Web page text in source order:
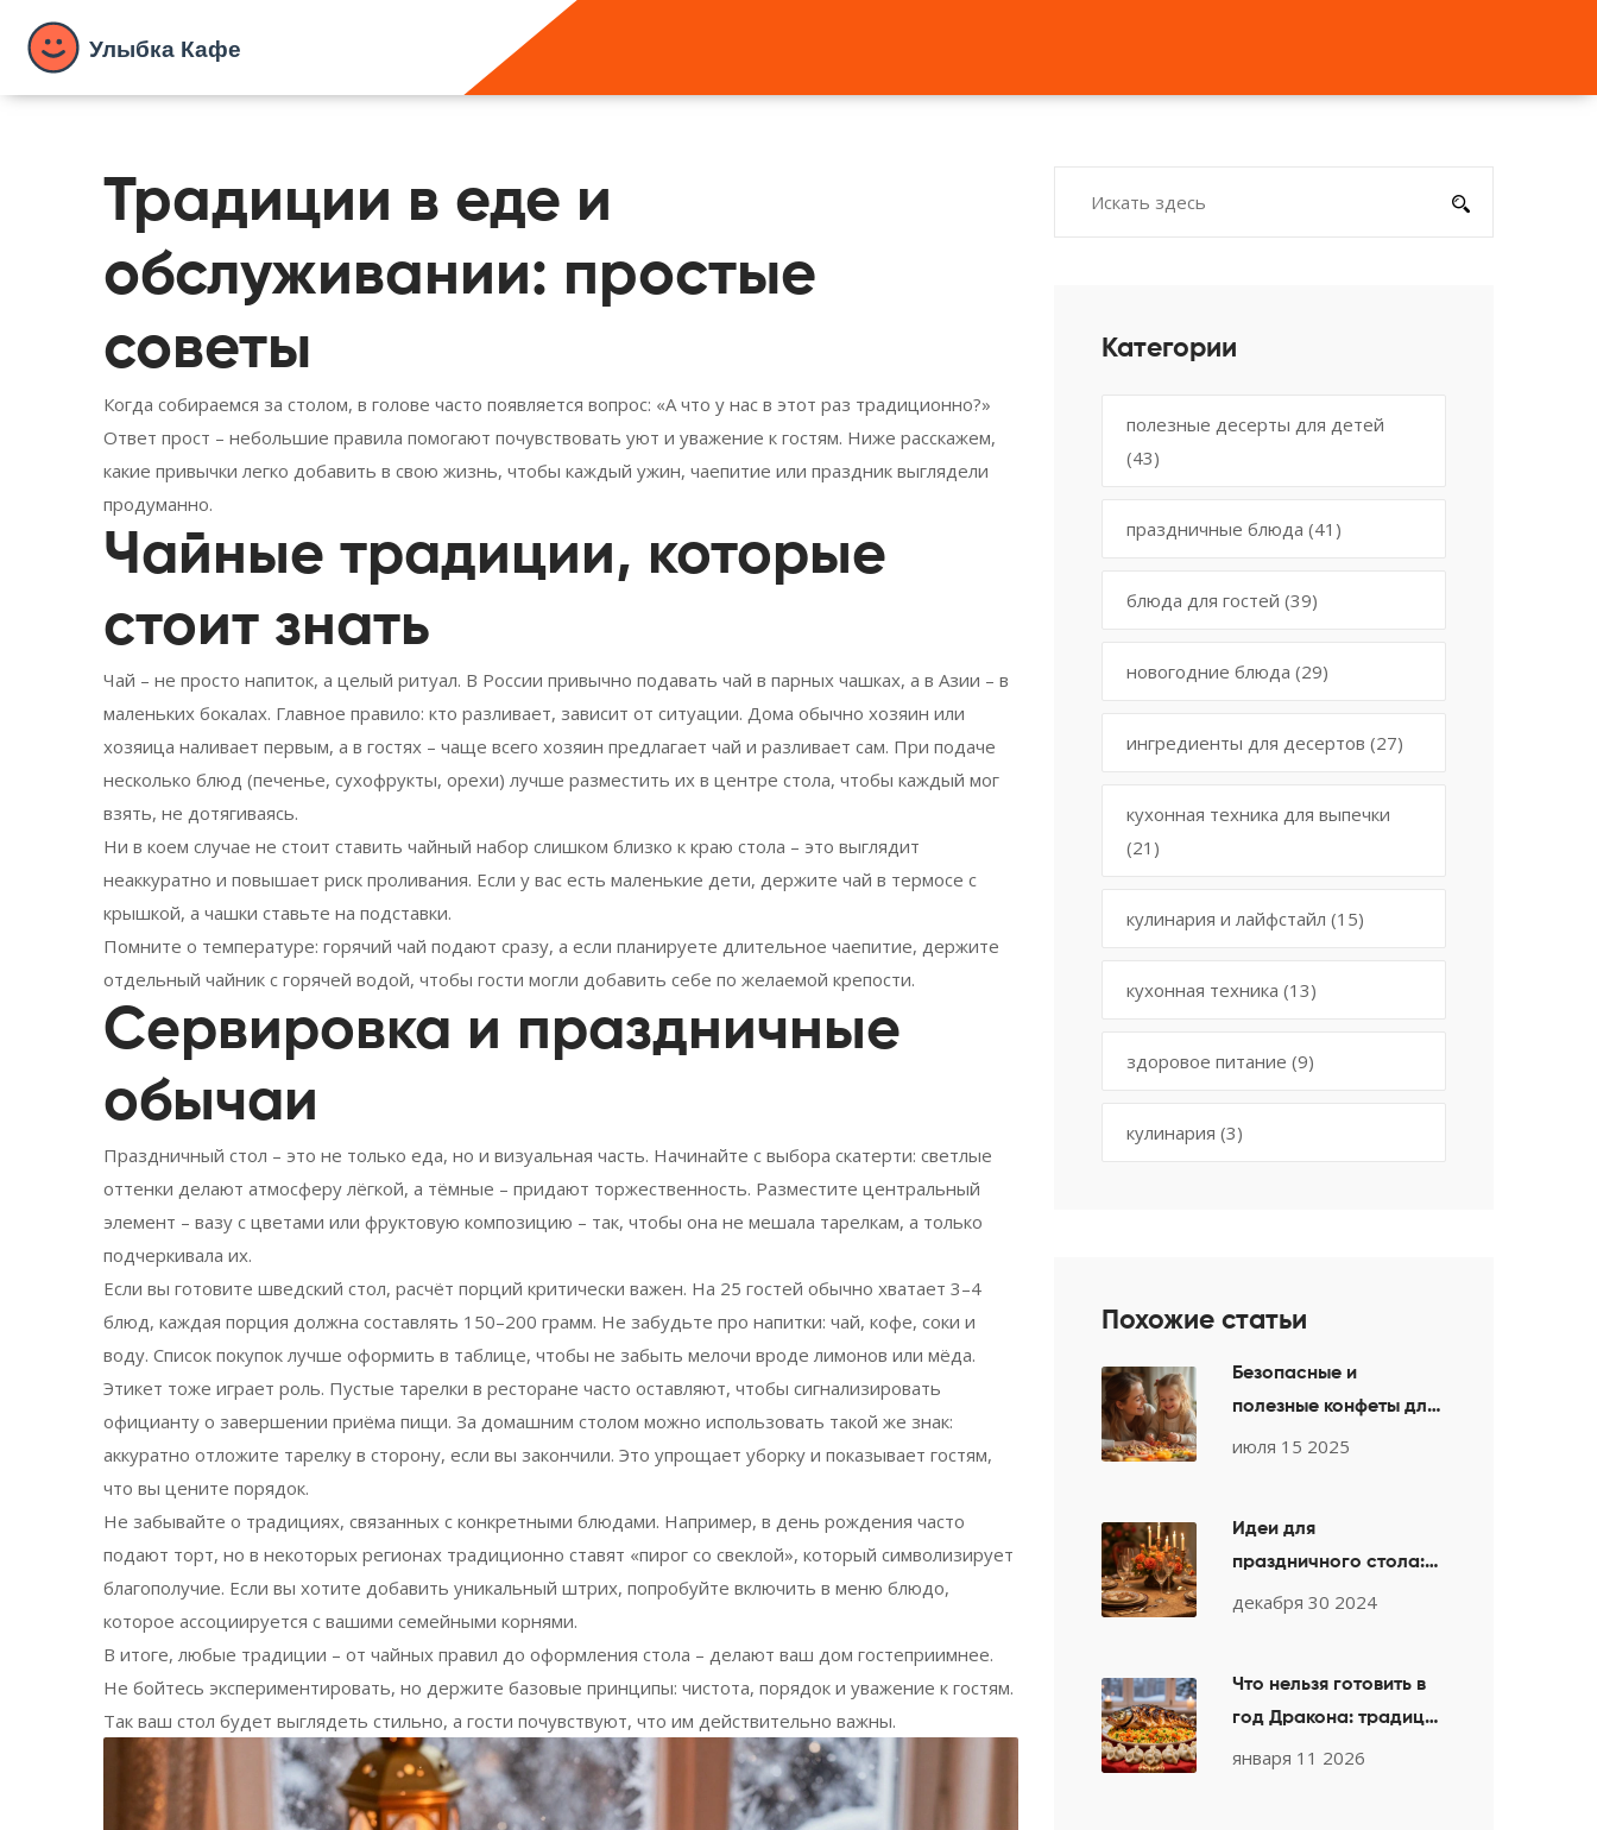
Традиции в еде и
обслуживании: простые
советы
Когда собираемся за столом, в голове часто появляется вопрос: «А что у нас в этот раз традиционно?»
Ответ прост – небольшие правила помогают почувствовать уют и уважение к гостям. Ниже расскажем,
какие привычки легко добавить в свою жизнь, чтобы каждый ужин, чаепитие или праздник выглядели
продуманно.
Чайные традиции, которые
стоит знать
Чай – не просто напиток, а целый ритуал. В России привычно подавать чай в парных чашках, а в Азии – в
маленьких бокалах. Главное правило: кто разливает, зависит от ситуации. Дома обычно хозяин или
хозяица наливает первым, а в гостях – чаще всего хозяин предлагает чай и разливает сам. При подаче
несколько блюд (печенье, сухофрукты, орехи) лучше разместить их в центре стола, чтобы каждый мог
взять, не дотягиваясь.
Ни в коем случае не стоит ставить чайный набор слишком близко к краю стола – это выглядит
неаккуратно и повышает риск проливания. Если у вас есть маленькие дети, держите чай в термосе с
крышкой, а чашки ставьте на подставки.
Помните о температуре: горячий чай подают сразу, а если планируете длительное чаепитие, держите
отдельный чайник с горячей водой, чтобы гости могли добавить себе по желаемой крепости.
Сервировка и праздничные
обычаи
Праздничный стол – это не только еда, но и визуальная часть. Начинайте с выбора скатерти: светлые
оттенки делают атмосферу лёгкой, а тёмные – придают торжественность. Разместите центральный
элемент – вазу с цветами или фруктовую композицию – так, чтобы она не мешала тарелкам, а только
подчеркивала их.
Если вы готовите шведский стол, расчёт порций критически важен. На 25 гостей обычно хватает 3–4
блюд, каждая порция должна составлять 150–200 грамм. Не забудьте про напитки: чай, кофе, соки и
воду. Список покупок лучше оформить в таблице, чтобы не забыть мелочи вроде лимонов или мёда.
Этикет тоже играет роль. Пустые тарелки в ресторане часто оставляют, чтобы сигнализировать
официанту о завершении приёма пищи. За домашним столом можно использовать такой же знак:
аккуратно отложите тарелку в сторону, если вы закончили. Это упрощает уборку и показывает гостям,
что вы цените порядок.
Не забывайте о традициях, связанных с конкретными блюдами. Например, в день рождения часто
подают торт, но в некоторых регионах традиционно ставят «пирог со свеклой», который символизирует
благополучие. Если вы хотите добавить уникальный штрих, попробуйте включить в меню блюдо,
которое ассоциируется с вашими семейными корнями.
В итоге, любые традиции – от чайных правил до оформления стола – делают ваш дом гостеприимнее.
Не бойтесь экспериментировать, но держите базовые принципы: чистота, порядок и уважение к гостям.
Так ваш стол будет выглядеть стильно, а гости почувствуют, что им действительно важны.
Категории
полезные десерты для детей
(43)
праздничные блюда (41)
блюда для гостей (39)
новогодние блюда (29)
ингредиенты для десертов (27)
кухонная техника для выпечки
(21)
кулинария и лайфстайл (15)
кухонная техника (13)
здоровое питание (9)
кулинария (3)
Похожие статьи
Безопасные и
полезные конфеты для
малышей: что выбрать
июля 15 2025
Идеи для
праздничного стола:
искусство сервировки
декабря 30 2024
Что нельзя готовить в
год Дракона: традиции
и запреты для
января 11 2026